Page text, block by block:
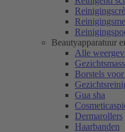
Beautyapparatuur
Alle
Borstels
Gua sha
Dermarollers
Haarbanden